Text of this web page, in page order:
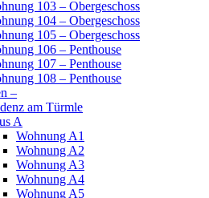
103 – Obergeschoss
104 – Obergeschoss
105 – Obergeschoss
106 – Penthouse
107 – Penthouse
108 – Penthouse
–
am Türmle
A
Wohnung A1
Wohnung A2
Wohnung A3
Wohnung A4
Wohnung A5